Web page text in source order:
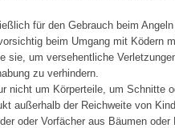
für den Gebrauch beim
beim Umgang mit Ködern
sie, um versehentliche
zu verhindern.
nicht um Körperteile, um Schnitte
außerhalb der Reichweite von
oder Vorfächer aus Bäumen